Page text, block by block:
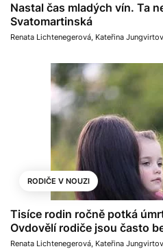
Nastal čas mladých vín. Ta
Svatomartinská
Renata Lichtenegerová, Kateřina
RODIČE V NOUZI
Tisíce rodin ročně potká
Ovdovělí rodiče jsou často
Renata Lichtenegerová, Kateřina